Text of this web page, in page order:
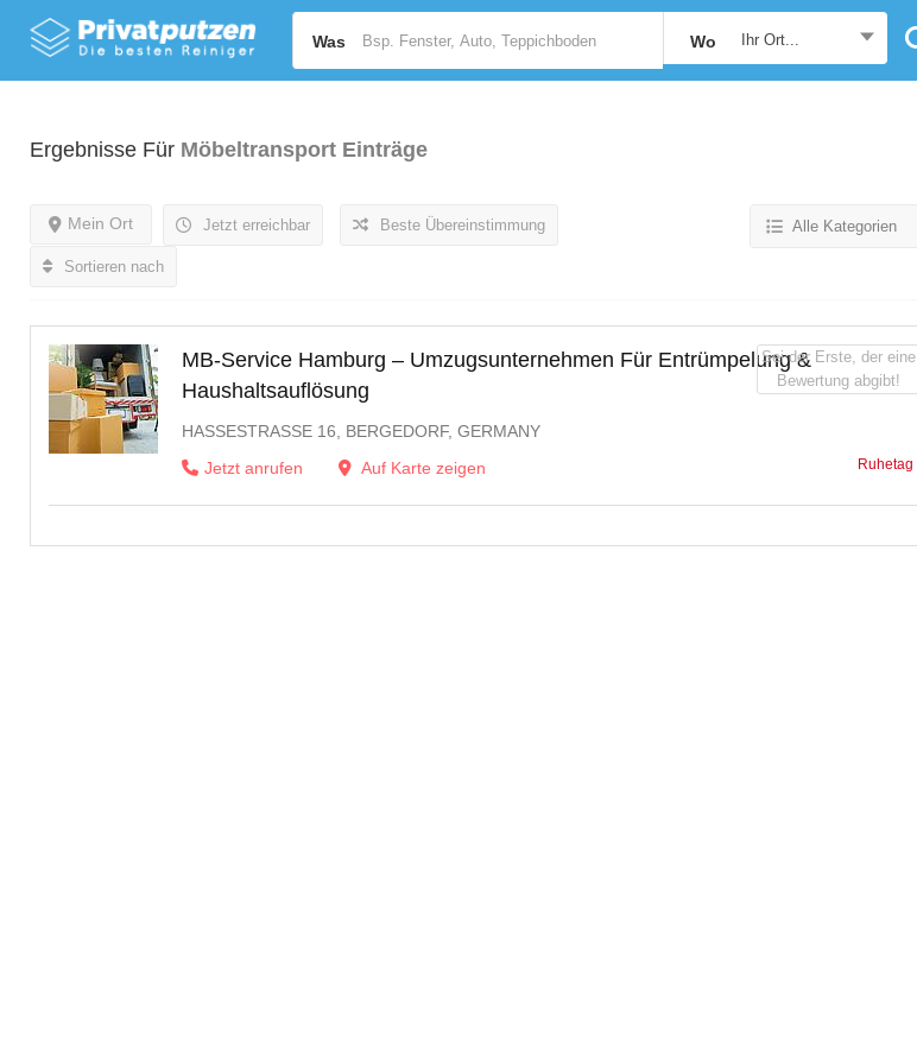
Was Wo Ihr Ort...
Ergebnisse Für Möbeltransport Einträge
Jetzt erreichbar
Mein Ort Beste Übereinstimmung
Sortieren nach
Alle Kategorien
MB-Service Hamburg – Umzugsunternehmen Für Entrümpelung &
Haushaltsauflösung
HASSESTRASSE 16, BERGEDORF, GERMANY
Jetzt anrufen
Auf Karte zeigen Ruhetag
Sei der Erste, der eine
Bewertung abgibt!